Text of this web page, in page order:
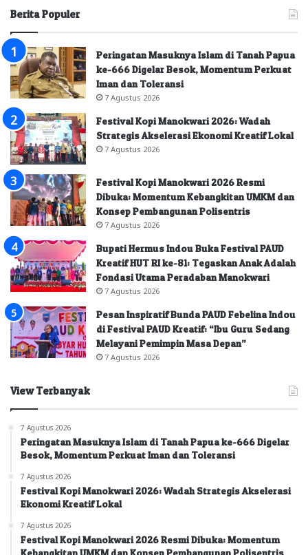
Berita Populer
Peringatan Masuknya Islam di Tanah Papua
ke-666 Digelar Besok, Momentum Perkuat
Iman dan Toleransi
7 Agustus 2026
Festival Kopi Manokwari 2026: Wadah
Strategis Akselerasi Ekonomi Kreatif Lokal
7 Agustus 2026
Festival Kopi Manokwari 2026 Resmi
Dibuka: Momentum Kebangkitan UMKM dan
Konsep Pembangunan Polisentris
7 Agustus 2026
Bupati Hermus Indou Buka Festival PAUD
Kreatif HUT RI ke-81: Tegaskan Anak Adalah
Fondasi Utama Peradaban Manokwari
7 Agustus 2026
Pesan Inspiratif Bunda PAUD Febelina Indou
di Festival PAUD Kreatif: “Ibu Guru Sedang
Melayani Pemimpin Masa Depan”
7 Agustus 2026
View Terbanyak
7 Agustus 2026
Peringatan Masuknya Islam di Tanah Papua ke-666 Digelar
Besok, Momentum Perkuat Iman dan Toleransi
7 Agustus 2026
Festival Kopi Manokwari 2026: Wadah Strategis Akselerasi
Ekonomi Kreatif Lokal
7 Agustus 2026
Festival Kopi Manokwari 2026 Resmi Dibuka: Momentum
Kebangkitan UMKM dan Konsep Pembangunan Polisentris